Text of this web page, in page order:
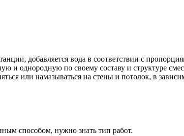
добавляется вода в соответствии с
и однородную по своему составу и структуре
или намазываться на стены и потолок, в
способом, нужно знать тип работ.